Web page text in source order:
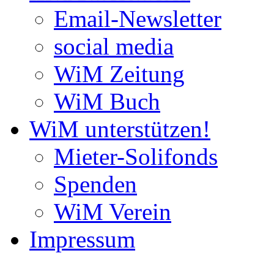
Email-Newsletter
social media
WiM Zeitung
WiM Buch
WiM unterstützen!
Mieter-Solifonds
Spenden
WiM Verein
Impressum